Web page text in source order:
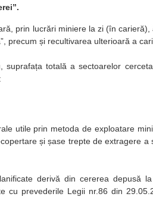
prin lucrări miniere la zi (în carieră),
precum și recultivarea ulterioară a
suprafața totală a sectoarelor
utile prin metoda de exploatare
și șase trepte de extragere a
derivă din cererea depusă
cu prevederile Legii nr.86 din